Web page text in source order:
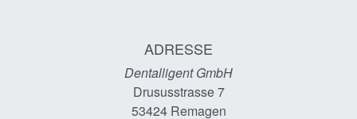
ADRESSE
Dentalligent GmbH
Drususstrasse 7
53424Remagen